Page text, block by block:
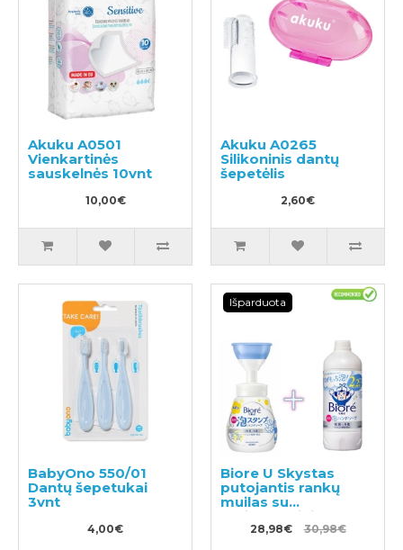
Akuku A0501
Vienkartinės
sauskelnės 10vnt
10,00€
Akuku A0265
Silikoninis dantų
šepetėlis
2,60€
BabyOno 550/01
Dantų šepetukai
3vnt
4,00€
Išparduota
Biore U Skystas
putojantis rankų
muilas su
antibakteriniu
poveikiu, švelnaus
28,98€ 30,98€